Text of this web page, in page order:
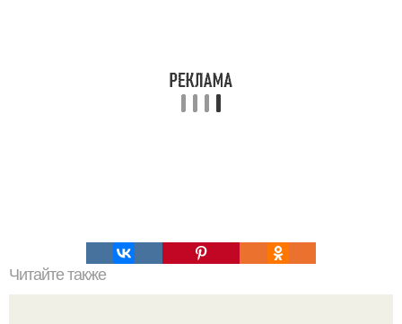
Читайте также